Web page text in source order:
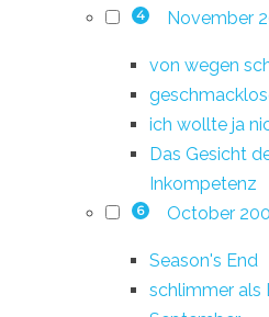
4 November
von wegen
ich wollte ja
Das Gesicht
Inkompetenz
6 October
Season's End
schlimmer als